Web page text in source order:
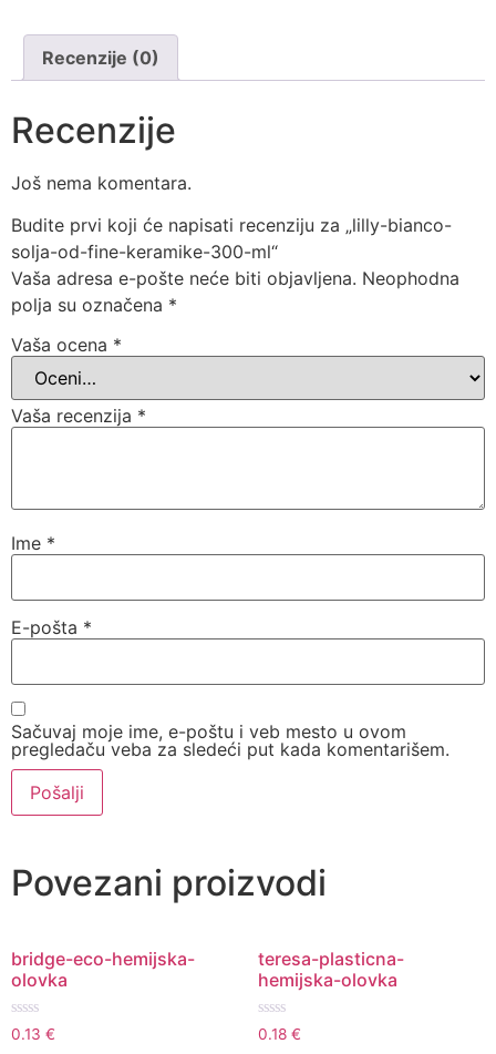
Recenzije (0)
Recenzije
Još nema komentara.
Budite prvi koji će napisati recenziju za „lilly-bianco-
solja-od-fine-keramike-300-ml“
Vaša adresa e-pošte neće biti objavljena. Neophodna
polja su označena *
Vaša ocena *
Vaša recenzija *
Ime *
E-pošta *
Sačuvaj moje ime, e-poštu i veb mesto u ovom
pregledaču veba za sledeći put kada komentarišem.
Povezani proizvodi
bridge-eco-hemijska-
olovka
Ocenjeno
sa
0.13 €
teresa-plasticna-
hemijska-olovka
Ocenjeno
sa
0.18 €